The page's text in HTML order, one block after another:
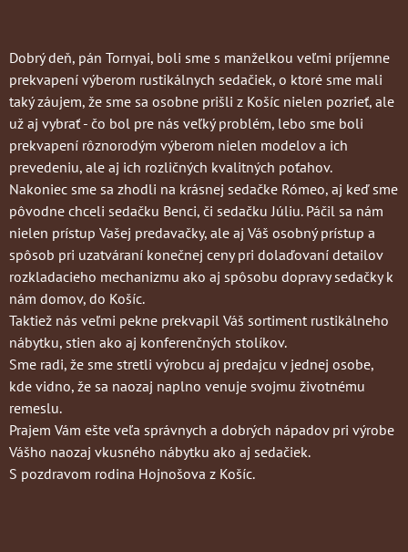
Dobrý deň, pán Tornyai, boli sme s manželkou veľmi príjemne
prekvapení výberom rustikálnych sedačiek, o ktoré sme mali
taký záujem, že sme sa osobne prišli z Košíc nielen pozrieť, ale
už aj vybrať - čo bol pre nás veľký problém, lebo sme boli
prekvapení rôznorodým výberom nielen modelov a ich
prevedeniu, ale aj ich rozličných kvalitných poťahov.
Nakoniec sme sa zhodli na krásnej sedačke Rómeo, aj keď sme
pôvodne chceli sedačku Benci, či sedačku Júliu. Páčil sa nám
nielen prístup Vašej predavačky, ale aj Váš osobný prístup a
spôsob pri uzatváraní konečnej ceny pri dolaďovaní detailov
rozkladacieho mechanizmu ako aj spôsobu dopravy sedačky k
nám domov, do Košíc.
Taktiež nás veľmi pekne prekvapil Váš sortiment rustikálneho
nábytku, stien ako aj konferenčných stolíkov.
Sme radi, že sme stretli výrobcu aj predajcu v jednej osobe,
kde vidno, že sa naozaj naplno venuje svojmu životnému
remeslu.
Prajem Vám ešte veľa správnych a dobrých nápadov pri výrobe
Vášho naozaj vkusného nábytku ako aj sedačiek.
S pozdravom rodina Hojnošova z Košíc.